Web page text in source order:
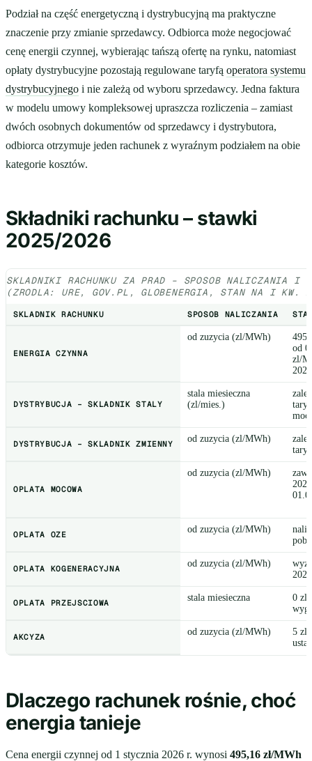
Podział na część energetyczną i dystrybucyjną ma praktyczne
znaczenie przy zmianie sprzedawcy. Odbiorca może negocjować
cenę energii czynnej, wybierając tańszą ofertę na rynku, natomiast
opłaty dystrybucyjne pozostają regulowane taryfą operatora systemu
dystrybucyjnego i nie zależą od wyboru sprzedawcy. Jedna faktura
w modelu umowy kompleksowej upraszcza rozliczenia – zamiast
dwóch osobnych dokumentów od sprzedawcy i dystrybutora,
odbiorca otrzymuje jeden rachunek z wyraźnym podziałem na obie
kategorie kosztów.
Składniki rachunku – stawki
2025/2026
SKLADNIKI RACHUNKU ZA PRAD – SPOSOB NALICZANIA I
(ZRODLA: URE, GOV.PL, GLOBENERGIA, STAN NA I KW.
SKLADNIK RACHUNKU SPOSOB NALICZANIA
ENERGIA CZYNNA
od zuzycia (zl/MWh)
od
zl/
DYSTRYBUCJA – SKLADNIK STALY
stala miesieczna
(zl/mies.)
DYSTRYBUCJA – SKLADNIK ZMIENNY od zuzycia (zl/MWh)
OPLATA MOCOWA
od zuzycia (zl/MWh)
OPLATA OZE od zuzycia (zl/MWh)
OPLATA KOGENERACYJNA od zuzycia (zl/MWh)
OPLATA PRZEJSCIOWA stala miesieczna
0 zl
AKCYZA od zuzycia (zl/MWh)
5 zl/
Dlaczego rachunek rośnie, choć
energia tanieje
Cena energii czynnej od 1 stycznia 2026 r. wynosi 495,16 zł/MWh